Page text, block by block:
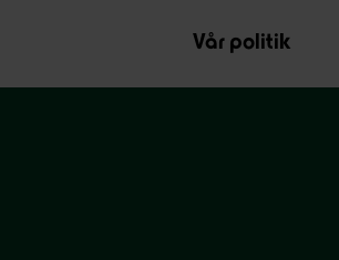
Vår politik